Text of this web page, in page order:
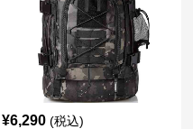
¥6,290 (税込)